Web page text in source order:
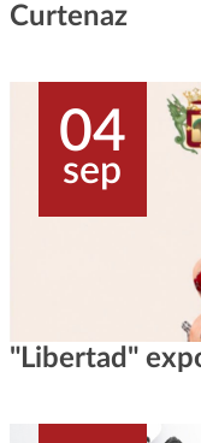
Curtenaz
04
sep
"Libertad"